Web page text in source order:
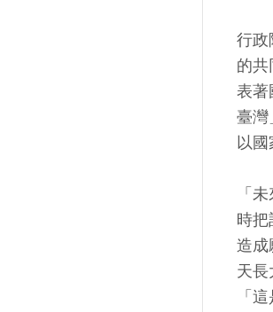
行政
的共
表著
臺灣
以
「
時把
造成
天長
「